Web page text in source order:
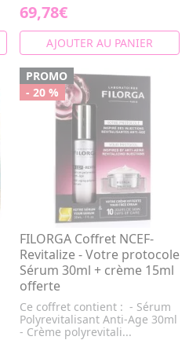
69,78€
AJOUTER AU PANIER
PROMO
- 20 %
FILORGA Coffret NCEF-
Revitalize - Votre protocole
Sérum 30ml + crème 15ml
offerte
Ce coffret contient : - Sérum
Polyrevitalisant Anti-Age 30ml
- Crème polyrevitali...